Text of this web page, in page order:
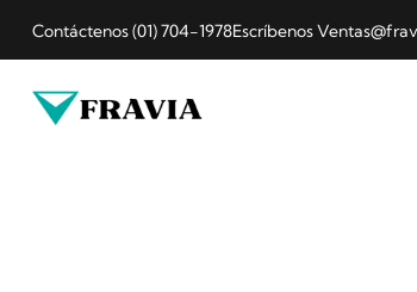
Contáctenos (01) 704-1978Escríbenos